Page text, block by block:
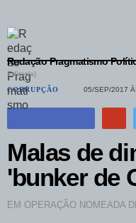
Redação Pragmatismo
Editor(a)
CORRUPÇÃO
05/SEP/2017
Malas de
'bunker de
EM OPERAÇÃO NOMEADA